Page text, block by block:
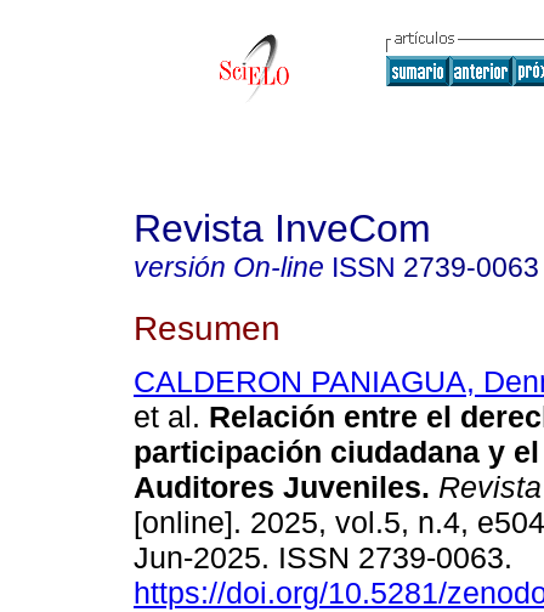
Revista InveCom
versión On-line ISSN 2739-0063
Resumen
CALDERON PANIAGUA,
et al. Relación entre el
participación ciudadana y
Auditores Juveniles.
[online]. 2025, vol.5, n.4,
Jun-2025. ISSN 2739-0063.
https://doi.org/10.5281/